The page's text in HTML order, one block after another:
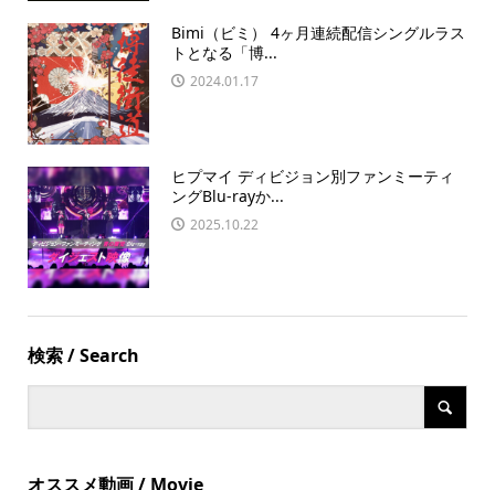
Bimi（ビミ） 4ヶ月連続配信シングルラス
トとなる「博...
2024.01.17
ヒプマイ ディビジョン別ファンミーティ
ングBlu-rayか...
2025.10.22
検索 / Search
オススメ動画 / Movie